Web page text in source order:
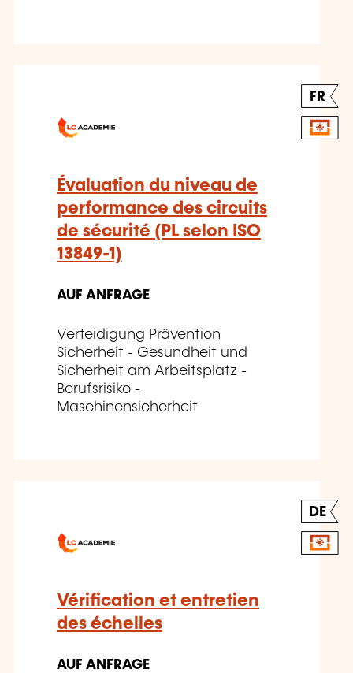
FR
Évaluation du niveau de
performance des circuits
de sécurité (PL selon ISO
13849-1)
AUF ANFRAGE
Verteidigung Prävention
Sicherheit - Gesundheit und
Sicherheit am Arbeitsplatz -
Berufsrisiko -
Maschinensicherheit
DE
Vérification et entretien
des échelles
AUF ANFRAGE